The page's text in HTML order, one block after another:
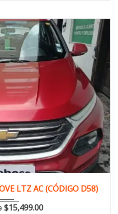
132,000 km
LTZ AC (CÓDIGO D58)
$15,499.00